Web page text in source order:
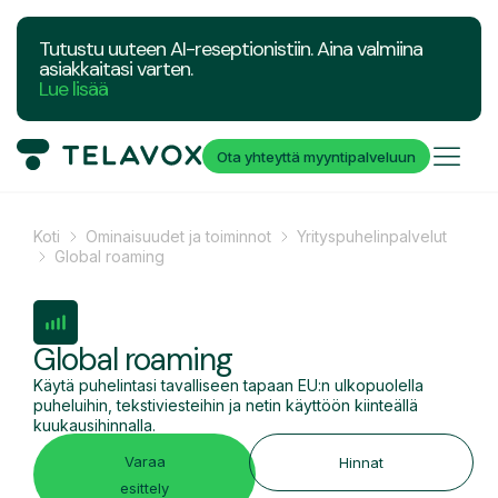
Tutustu uuteen AI-reseptionistiin. Aina valmiina
asiakkaitasi varten.
Lue lisää
Ota yhteyttä myyntipalveluun
Koti Ominaisuudet ja toiminnot
Yrityspuhelinpalvelut
Global roaming
Global roaming
Käytä puhelintasi tavalliseen tapaan EU:n ulkopuolella
puheluihin, tekstiviesteihin ja netin käyttöön kiinteällä
kuukausihinnalla.
Varaa
esittely
Hinnat